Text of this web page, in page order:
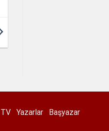
TV Yazarlar Başyazar